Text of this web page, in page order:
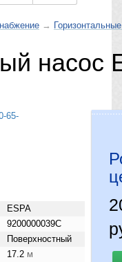
→
насос
ESPA
9200000039C
Поверхностный
17.2 м